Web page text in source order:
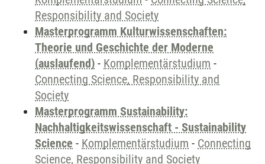
Responsibility and Society
Masterprogramm Kulturwissenschaften:
Theorie und Geschichte der Moderne
(auslaufend) - Komplementärstudium -
Connecting Science, Responsibility and
Society
Masterprogramm Sustainability:
Nachhaltigkeitswissenschaft - Sustainability
Science - Komplementärstudium - Connecting
Science, Responsibility and Society